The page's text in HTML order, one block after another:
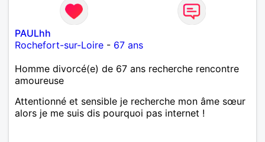
PAULhh
Rochefort-sur-Loire - 67 ans
Homme divorcé(e) de 67 ans recherche rencontre
amoureuse
Attentionné et sensible je recherche mon âme sœur
alors je me suis dis pourquoi pas internet !